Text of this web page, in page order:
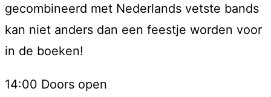
gecombineerd met Nederlands vetste bands
kan niet anders dan een feestje worden voor
in de boeken!
14:00 Doors open